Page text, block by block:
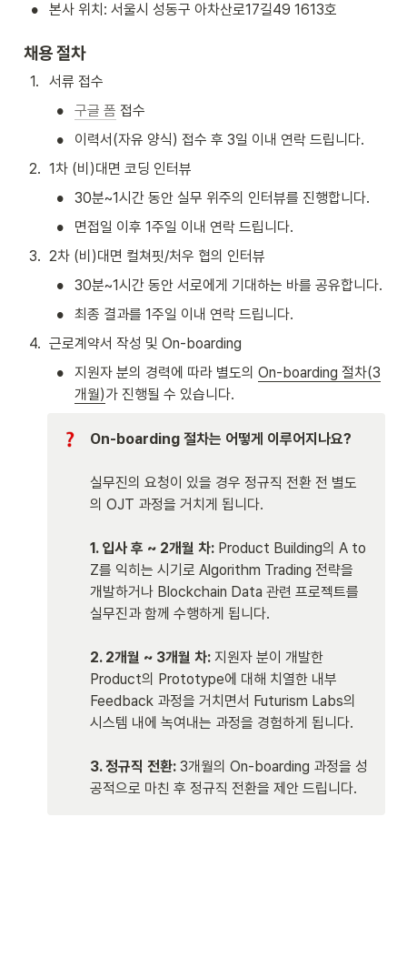
• 본사 위치: 서울시 성동구 아차산로17길49 1613호
채용 절차
1. 서류 접수
• 구글 폼 접수
•
이력서(자유 양식) 접수 후 3일 이내 연락 드립니다.
2. 1차 (비)대면 코딩 인터뷰
• 30분~1시간 동안 실무 위주의 인터뷰를 진행합니다.
•
면접일 이후 1주일 이내 연락 드립니다.
3. 2차 (비)대면 컬쳐핏/처우 협의 인터뷰
• 30분~1시간 동안 서로에게 기대하는 바를 공유합니다.
•
최종 결과를 1주일 이내 연락 드립니다.
4. 근로계약서 작성 및 On-boarding
• 지원자 분의 경력에 따라 별도의 On-boarding 절차(3
개월)가 진행될 수 있습니다.
On-boarding 절차는 어떻게 이루어지나요?
실무진의 요청이 있을 경우 정규직 전환 전 별도
의 OJT 과정을 거치게 됩니다.
1. 입사 후 ~ 2개월 차: Product Building의 A to
Z를 익히는 시기로 Algorithm Trading 전략을
개발하거나 Blockchain Data 관련 프로젝트를
실무진과 함께 수행하게 됩니다.
2. 2개월 ~ 3개월 차: 지원자 분이 개발한
Product의 Prototype에 대해 치열한 내부
Feedback 과정을 거치면서 Futurism Labs의
시스템 내에 녹여내는 과정을 경험하게 됩니다.
3. 정규직 전환: 3개월의 On-boarding 과정을 성
공적으로 마친 후 정규직 전환을 제안 드립니다.